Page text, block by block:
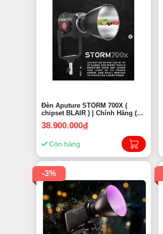
Đèn Aputure STORM 700X (
chipset BLAIR ) | Chính Hãng (
New 2025 )
38.900.000đ
Còn hàng
-3%